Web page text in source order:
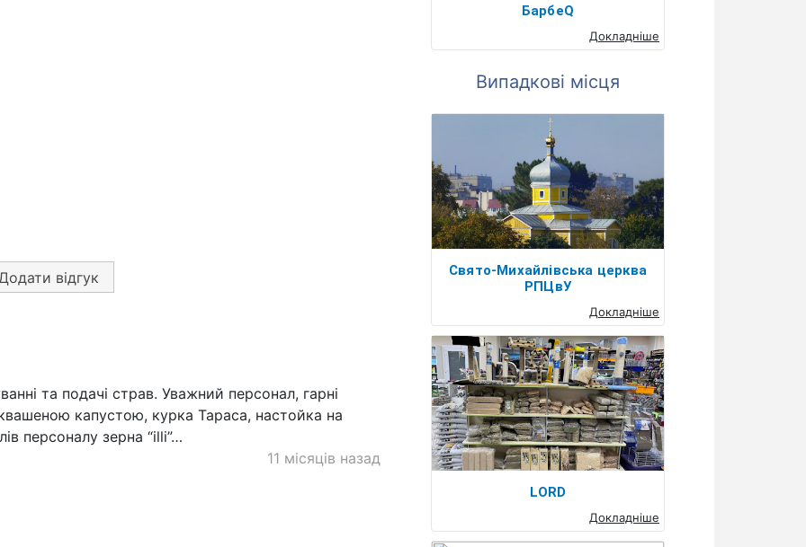
відгук
та подачі страв. Уважний персонал, гарні
капустою, курка Тараса, настойка на
персоналу зерна “illi”…
11 місяців назад
БарбеQ
Докладніше
Випадкові місця
Свято-Михайлівська церква
РПЦвУ
Докладніше
LORD
Докладніше